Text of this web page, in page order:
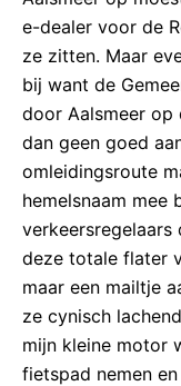
e-dealer voor de
ze zitten. Maar
bij want de
door Aalsmeer op
dan geen goed
omleidingsroute
hemelsnaam mee
verkeersregelaars
deze totale flater
maar een mailtje
ze cynisch
mijn kleine motor
fietspad nemen